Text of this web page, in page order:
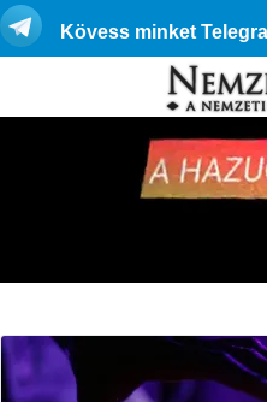
Kövess minket